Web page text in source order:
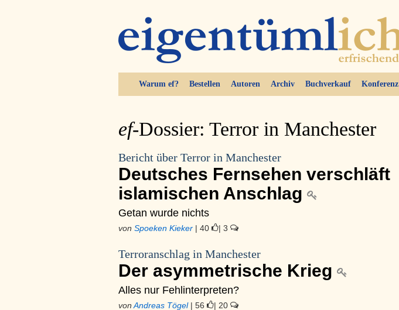
Warum ef? Bestellen Autoren Archiv Buchverkauf Konferenz
ef-Dossier: Terror in Manchester
Bericht über Terror in Manchester
Deutsches Fernsehen verschläft
islamischen Anschlag
Getan wurde nichts
von Spoeken Kieker | 40 | 3
Terroranschlag in Manchester
Der asymmetrische Krieg
Alles nur Fehlinterpreten?
von Andreas Tögel| 56 | 20